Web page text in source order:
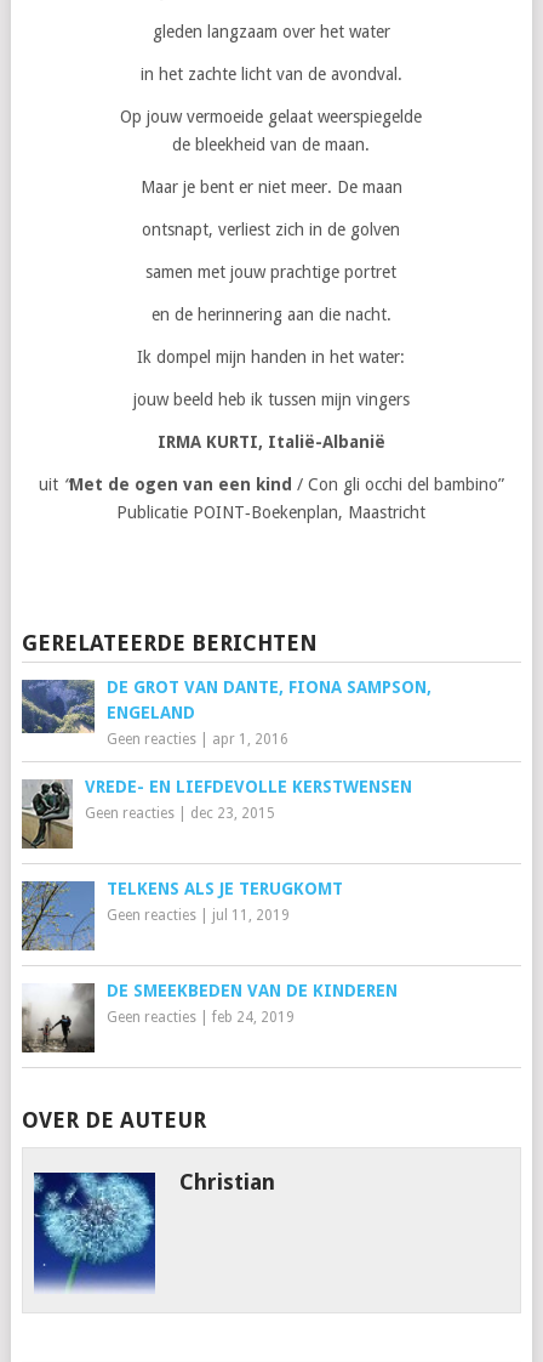
gleden langzaam over het water
in het zachte licht van de avondval.
Op jouw vermoeide gelaat weerspiegelde
de bleekheid van de maan.
Maar je bent er niet meer. De maan
ontsnapt, verliest zich in de golven
samen met jouw prachtige portret
en de herinnering aan die nacht.
Ik dompel mijn handen in het water:
jouw beeld heb ik tussen mijn vingers
IRMA KURTI, Italië-Albanië
uit “Met de ogen van een kind / Con gli occhi del bambino”
Publicatie POINT‐Boekenplan, Maastricht
GERELATEERDE BERICHTEN
DE GROT VAN DANTE, FIONA SAMPSON,
ENGELAND
Geen reacties| apr 1, 2016
VREDE- EN LIEFDEVOLLE KERSTWENSEN
Geen reacties| dec 23, 2015
TELKENS ALS JE TERUGKOMT
Geen reacties| jul 11, 2019
DE SMEEKBEDEN VAN DE KINDEREN
Geen reacties| feb 24, 2019
OVER DE AUTEUR
Christian